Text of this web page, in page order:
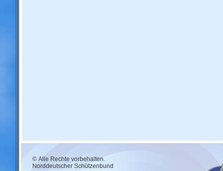
© Alle Rechte vorbehalten.
Norddeutscher Schützenbund